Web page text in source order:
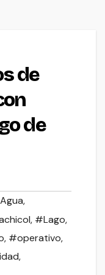
de
de
,
, #Lago,
, #operativo,
,